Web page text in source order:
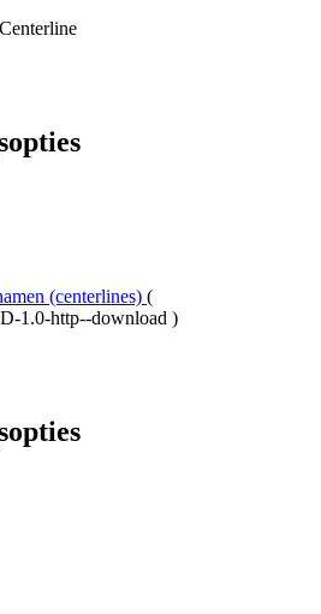
(centerlines) (
1.0-http--download )